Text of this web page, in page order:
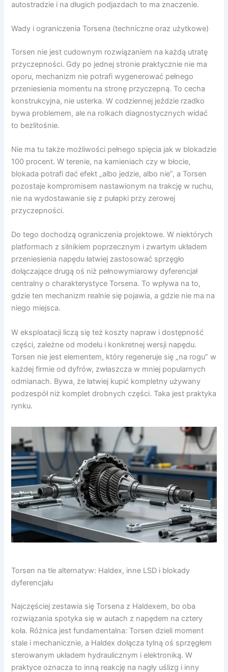
autostradzie i na długich podjazdach to ma znaczenie.
Wady i ograniczenia Torsena (techniczne oraz użytkowe)
Torsen nie jest cudownym rozwiązaniem na każdą utratę
przyczepności. Gdy po jednej stronie praktycznie nie ma
oporu, mechanizm nie potrafi wygenerować pełnego
przeniesienia momentu na stronę przyczepną. To cecha
konstrukcyjna, nie usterka. W codziennej jeździe rzadko
bywa problemem, ale na rolkach diagnostycznych widać
to bezlitośnie.
Nie ma tu także możliwości pełnego spięcia jak w blokadzie
100 procent. W terenie, na kamieniach czy w błocie,
blokada potrafi dać efekt „albo jedzie, albo nie”, a Torsen
pozostaje kompromisem nastawionym na trakcję w ruchu,
nie na wydostawanie się z pułapki przy zerowej
przyczepności.
Do tego dochodzą ograniczenia projektowe. W niektórych
platformach z silnikiem poprzecznym i zwartym układem
przeniesienia napędu łatwiej zastosować sprzęgło
dołączające drugą oś niż pełnowymiarowy dyferencjał
centralny o charakterystyce Torsena. To wpływa na to,
gdzie ten mechanizm realnie się pojawia, a gdzie nie ma na
niego miejsca.
W eksploatacji liczą się też koszty napraw i dostępność
części, zależne od modelu i konkretnej wersji napędu.
Torsen nie jest elementem, który regeneruje się „na rogu” w
każdej firmie od dyfrów, zwłaszcza w mniej popularnych
odmianach. Bywa, że łatwiej kupić kompletny używany
podzespół niż komplet drobnych części. Taka jest praktyka
rynku.
Torsen na tle alternatyw: Haldex, inne LSD i blokady
dyferencjału
Najczęściej zestawia się Torsena z Haldexem, bo oba
rozwiązania spotyka się w autach z napędem na cztery
koła. Różnica jest fundamentalna: Torsen dzieli moment
stale i mechanicznie, a Haldex dołącza tylną oś sprzęgłem
sterowanym układem hydraulicznym i elektroniką. W
praktyce oznacza to inną reakcję na nagły uślizg i inny